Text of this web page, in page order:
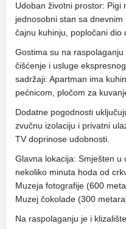
Udoban životni prostor: Pigi
jednosobni stan sa
čajnu kuhinju, popločani dio
Gostima su na
čišćenje i usluge
sadržaji: Apartman ima
pećnicom, pločom za
Dodatne pogodnosti
zvučnu izolaciju i privatni
TV doprinose udobnosti.
Glavna lokacija: Smješten
nekoliko minuta hoda od
Muzeja fotografije (600
Muzej čokolade (300
Na raspolaganju je i